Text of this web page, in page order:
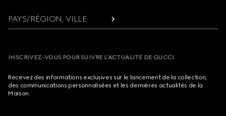
PAYS/RÉGION, VILLE
INSCRIVEZ-VOUS POUR SUIVRE L’ACTUALITÉ DE GUCCI
Recevez des informations exclusives sur le lancement de la collection,
des communications personnalisées et les dernières actualités de la
Maison.